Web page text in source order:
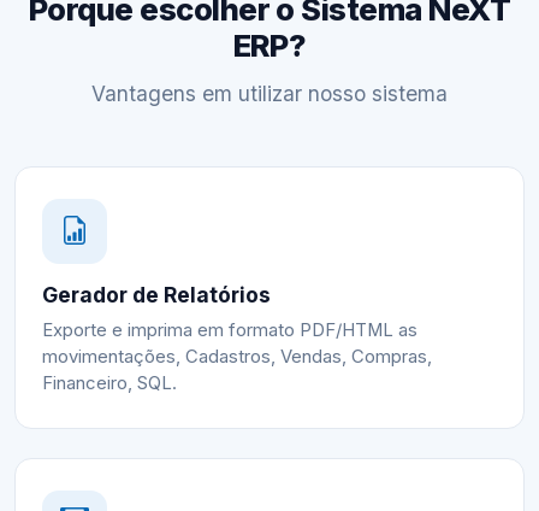
Porque escolher o Sistema NeXT
ERP?
Vantagens em utilizar nosso sistema
Gerador de Relatórios
Exporte e imprima em formato PDF/HTML as
movimentações, Cadastros, Vendas, Compras,
Financeiro, SQL.